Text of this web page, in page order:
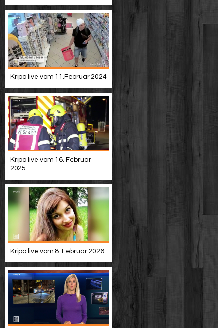
Kripo live vom 11.Februar 2024
Kripo live vom 16. Februar
2025
Kripo live vom 8. Februar 2026